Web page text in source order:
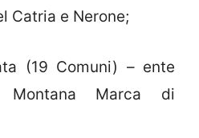
Catria e Nerone;
(19 Comuni) – ente
Montana Marca di